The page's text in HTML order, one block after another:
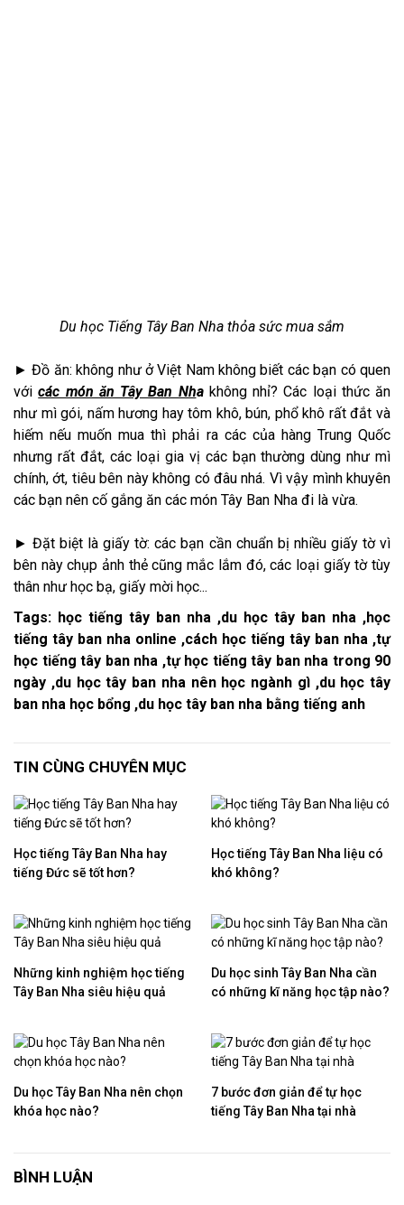
Du học Tiếng Tây Ban Nha thỏa sức mua sắm
► Đồ ăn: không như ở Việt Nam không biết các bạn có quen
vớicác món ăn Tây Ban Nha không nhỉ? Các loại thức ăn
như mì gói, nấm hương hay tôm khô, bún, phổ khô rất đắt và
hiếm nếu muốn mua thì phải ra các của hàng Trung Quốc
nhưng rất đắt, các loại gia vị các bạn thường dùng như mì
chính, ớt, tiêu bên này không có đâu nhá. Vì vậy mình khuyên
các bạn nên cố gắng ăn các món Tây Ban Nha đi là vừa.
► Đặt biệt là giấy tờ: các bạn cần chuẩn bị nhiều giấy tờ vì
bên này chụp ảnh thẻ cũng mắc lắm đó, các loại giấy tờ tùy
thân như học bạ, giấy mời học...
Tags: học tiếng tây ban nha ,du học tây ban nha ,học
tiếng tây ban nha online ,cách học tiếng tây ban nha ,tự
học tiếng tây ban nha ,tự học tiếng tây ban nha trong 90
ngày ,du học tây ban nha nên học ngành gì ,du học tây
ban nha học bổng ,du học tây ban nha bằng tiếng anh
TIN CÙNG CHUYÊN MỤC
Học tiếng Tây Ban Nha hay
tiếng Đức sẽ tốt hơn?
Học tiếng Tây Ban Nha liệu có
khó không?
Những kinh nghiệm học tiếng
Tây Ban Nha siêu hiệu quả
Du học sinh Tây Ban Nha cần
có những kĩ năng học tập nào?
Du học Tây Ban Nha nên chọn
khóa học nào?
7 bước đơn giản để tự học
tiếng Tây Ban Nha tại nhà
BÌNH LUẬN